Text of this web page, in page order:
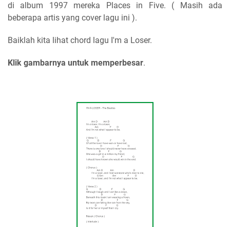
di album 1997 mereka Places in Five. ( Masih ada
beberapa artis yang cover lagu ini ).
Baiklah kita lihat chord lagu I'm a Loser.
Klik gambarnya untuk memperbesar.